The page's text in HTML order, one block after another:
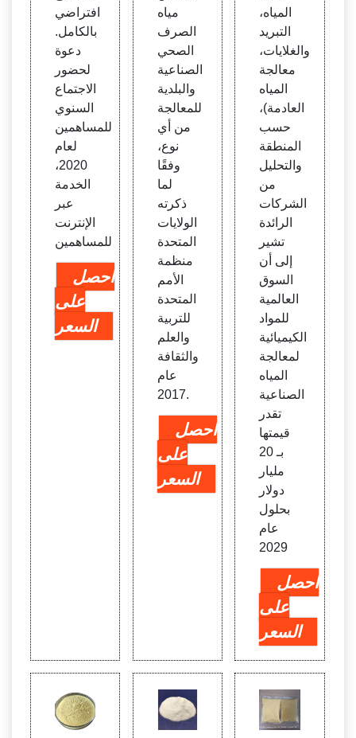
افتراضي
بالكامل.
دعوة
لحضور
الاجتماع
السنوي
للمساهمين
لعام
2020،
الخدمة
عبر
الإنترنت
للمساهمين
احصل
على
السعر
مياه
الصرف
الصحي
الصناعية
والبلدية
للمعالجة
من أي
نوع،
وفقًا
لما
ذكرته
الولايات
المتحدة
منظمة
الأمم
المتحدة
للتربية
والعلم
والثقافة
عام
2017.
احصل
على
السعر
المياه،
التبريد
والغلايات،
معالجة
المياه
العادمة)،
حسب
المنطقة
والتحليل
من
الشركات
الرائدة
تشير
إلى أن
السوق
العالمية
للمواد
الكيميائية
لمعالجة
المياه
الصناعية
تقدر
قيمتها
بـ 20
مليار
دولار
بحلول
عام
2029
احصل
على
السعر